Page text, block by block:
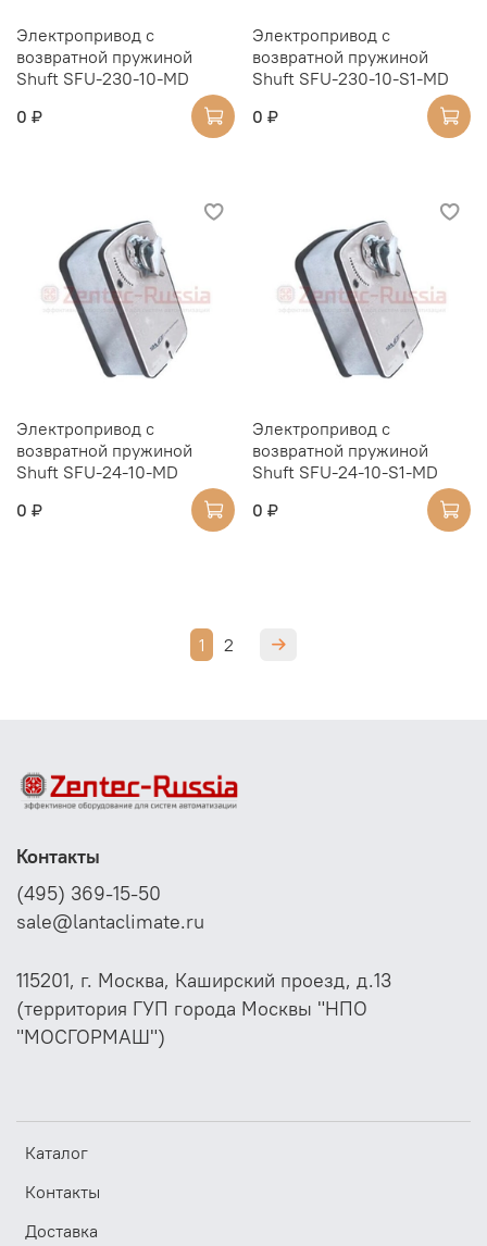
Электропривод с
возвратной пружиной
Shuft SFU-230-10-MD
0 ₽
Электропривод с
возвратной пружиной
Shuft SFU-230-10-S1-MD
0 ₽
Электропривод с
возвратной пружиной
Shuft SFU-24-10-MD
0 ₽
Электропривод с
возвратной пружиной
Shuft SFU-24-10-S1-MD
0 ₽
1 2
Каталог
Контакты
Доставка
Контакты
(495) 369-15-50
sale@lantaclimate.ru
115201, г. Москва, Каширский проезд, д.13
(территория ГУП города Москвы "НПО
"МОСГОРМАШ")